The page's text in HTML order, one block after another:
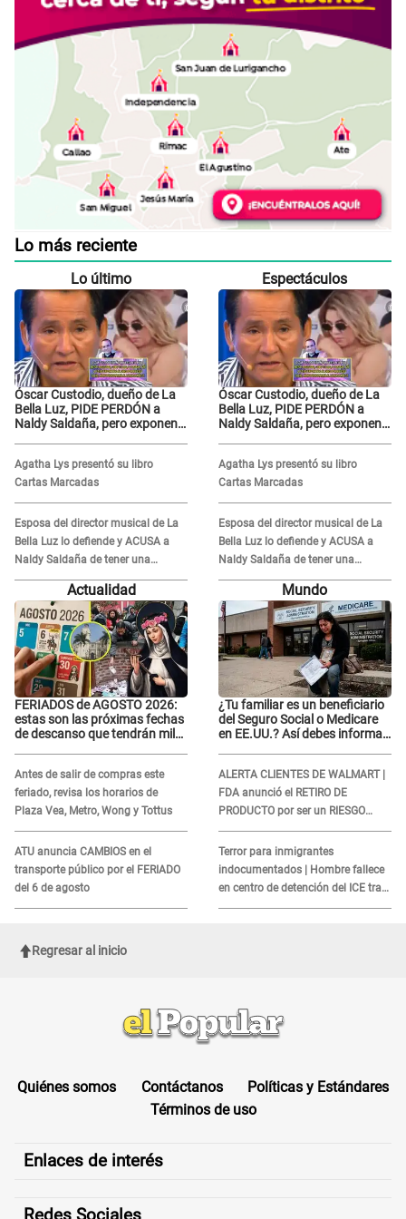
Lo más reciente
Lo último
Óscar Custodio, dueño de La
Bella Luz, PIDE PERDÓN a
Naldy Saldaña, pero exponen
grabar"
Agatha Lys presentó su libro
Cartas Marcadas
Esposa del director musical de La
Bella Luz lo defiende y ACUSA a
Naldy Saldaña de tener una
relación con él y otros integrantes
Espectáculos
Óscar Custodio, dueño de La
Bella Luz, PIDE PERDÓN a
Naldy Saldaña, pero exponen
grabar"
Agatha Lys presentó su libro
Cartas Marcadas
Esposa del director musical de La
Bella Luz lo defiende y ACUSA a
Naldy Saldaña de tener una
relación con él y otros integrantes
Actualidad
FERIADOS de AGOSTO 2026:
estas son las próximas fechas
de descanso que tendrán miles
Antes de salir de compras este
feriado, revisa los horarios de
Plaza Vea, Metro, Wong y Tottus
ATU anuncia CAMBIOS en el
transporte público por el FERIADO
del 6 de agosto
Mundo
¿Tu familiar es un beneficiario
del Seguro Social o Medicare
en EE.UU.? Así debes informar
ALERTA CLIENTES DE WALMART |
FDA anunció el RETIRO DE
PRODUCTO por ser un RIESGO
MORTAL para consumidores: ¿Cuál
es?
Terror para inmigrantes
indocumentados | Hombre fallece
en centro de detención del ICE tras
sufrir una "emergencia médica"
Regresar al inicio
Quiénes somos Contáctanos
Políticas y Estándares
Términos de uso
Enlaces de interés